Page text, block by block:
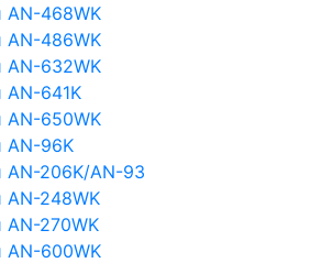
AN-468WK
AN-486WK
AN-632WK
AN-641K
AN-650WK
AN-96K
AN-206K/AN-93
AN-248WK
AN-270WK
AN-600WK